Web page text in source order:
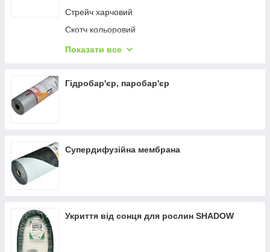
Стрейч харчовий
Скотч кольоровий
Скотч прозорий
Показати все
Гідробар'єр, паробар'єр
Супердифузійна мембрана
Укриття від сонця для рослин SHADOW